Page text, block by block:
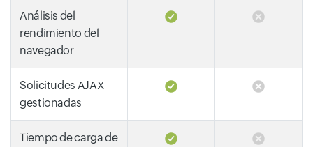
Análisis del
rendimiento del
navegador
Solicitudes AJAX
gestionadas
Tiempo de carga de